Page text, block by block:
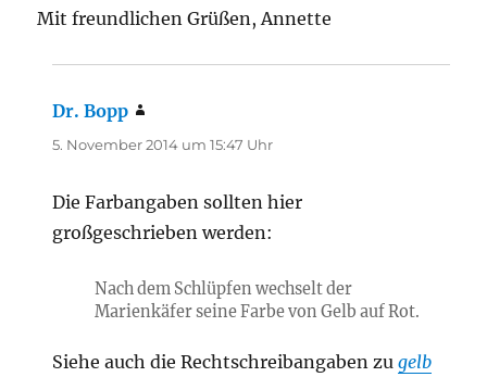
Mit freundlichen Grüßen, Annette
Dr. Bopp
5. November 2014 um 15:47 Uhr
Die Farbangaben sollten hier
großgeschrieben werden:
Nach dem Schlüpfen wechselt der
Marienkäfer seine Farbe von Gelb auf Rot.
Siehe auch die Rechtschreibangaben zugelb